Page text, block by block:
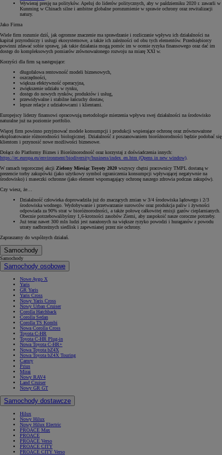
Wywieraj presję na polityków. Apeluj do liderów politycznych, aby w październiku 2020 r. zawarli w
Kunming w Chinach silne i ambitne globalne porozumienie w sprawie ochrony oraz rewitalizacji
natury.
Jako Firma
Wiele firm rozumie dziś, jak ogromne znaczenie ma sprawdzanie i rozliczanie wpływu ich działalności na
kapitał przyrodniczy i usługi ekosystemowe, a także ich zależności od obu tych elementów. Przedsiębiorcy
powinni zdawać sobie sprawę, jak takie działania mogą pomóc im w ocenie ryzyka finansowego oraz dać im
dostęp do kompleksowych pomiarów zrównoważonego rozwoju na miarę XXI w.
Korzyści dla firm są następujące:
długofalowa rentowność modeli biznesowych,
oszczędności,
większa efektywność operacyjna,
zwiększenie udziału w rynku,
dostęp do nowych rynków, produktów i usług,
przewidywalne i stabilne łańcuchy dostaw,
lepsze relacje z udziałowcami i klientami.
Europejscy liderzy finansowi opracowują metodologie mierzenia wpływu swej działalności na środowisko
naturalne już na poziomie portfolio.
Więcej firm powinno przyjmować modele konsumpcji i produkcji wspierające ochronę oraz zrównoważone
eksploatowanie różnorodności biologicznej. Działalność z poszanowaniem bioróżnorodności będzie podobać się
klientom i przynosić nowe możliwości biznesowe.
Dołącz do Platformy Biznes i Bioróżnorodność oraz korzystaj z doświadczenia innych:
https://ec.europa.eu/environment/biodiversity/business/index_en.htm (Opens in new window)
W ramach tegorocznej akcji Zielony Miesiąc Toyoty 2020 wszyscy chętni pracownicy TMPL dostaną w
prezencie torby zakupówki (jako użytkowy symbol ograniczenia konsumpcji wpływającej negatywnie na
środowisko) i maseczki ochronne (jako element wspomagający ochronę naszego zdrowia podczas zakupów).
Czy wiesz, że…
Działalność człowieka doprowadziła już do znaczących zmian w 3/4 środowiska lądowego i 2/3
środowiska wodnego. Wydobywanie i przetwarzanie surowców oraz produkcja paliw i żywności
odpowiada za 90% strat w bioróżnorodności, a także połowę całkowitej emisji gazów cieplarnianych.
Obecnie potrzebowalibyśmy 1,6-krotności zasobów Ziemi, aby zaspokoić nasze coroczne potrzeby.
Już teraz nawet 300 mln ludzi jest narażonych na większe ryzyko powodzi i huraganów z powodu
utraty nadbrzeżnych siedlisk i zapewnianej przez nie ochrony.
Zapraszamy do wspólnych działań.
Samochody
Samochody
Samochody osobowe
Nowe Aygo X
Yaris
GR Yaris
Yaris Cross
Nowy Yaris Cross
Nowy Urban Cruiser
Corolla Hatchback
Corolla Sedan
Corolla TS Kombi
Nowa Corolla Cross
Toyota C-HR
Toyota C-HR Plug-in
Nowa Toyota C-HR+
Nowa Toyota bZ4X
Nowa Toyota bZ4X Touring
Camry
Prius
Mirai
Nowy RAV4
Land Cruiser
Nowy GR GT
Samochody dostawcze
Hilux
Nowy Hilux
Nowy Hilux Electric
PROACE Max
PROACE
PROACE Verso
PROACE CITY
PROACE CITY Verso